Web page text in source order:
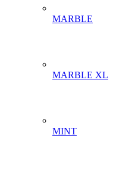
MARBLE
MARBLE XL
MINT